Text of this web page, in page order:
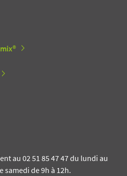
au 02 51 85 47 47 du lundi au
samedi de 9h à 12h.